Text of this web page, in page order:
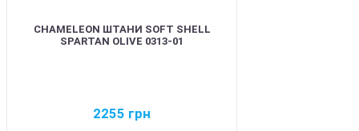
CHAMELEON ШТАНИ SOFT SHELL
SPARTAN OLIVE 0313-01
2255 грн